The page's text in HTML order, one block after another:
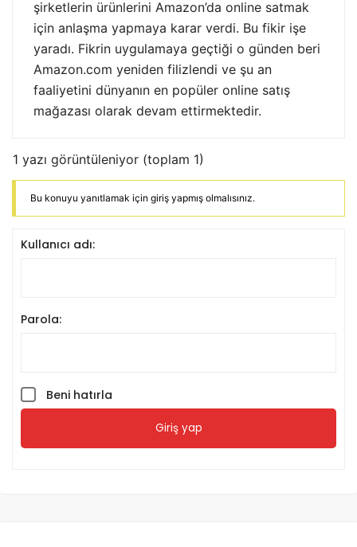
şirketlerin ürünlerini Amazon’da online satmak
için anlaşma yapmaya karar verdi. Bu fikir işe
yaradı. Fikrin uygulamaya geçtiği o günden beri
Amazon.com yeniden filizlendi ve şu an
faaliyetini dünyanın en popüler online satış
mağazası olarak devam ettirmektedir.​
1 yazı görüntüleniyor (toplam 1)
Bu konuyu yanıtlamak için giriş yapmış olmalısınız.
Kullanıcı adı:
Parola:
Beni hatırla
Giriş yap